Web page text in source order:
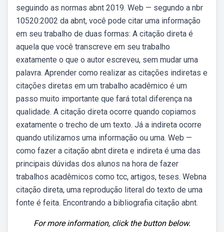
seguindo as normas abnt 2019. Web — segundo a nbr
10520:2002 da abnt, você pode citar uma informação
em seu trabalho de duas formas: A citação direta é
aquela que você transcreve em seu trabalho
exatamente o que o autor escreveu, sem mudar uma
palavra. Aprender como realizar as citações indiretas e
citações diretas em um trabalho acadêmico é um
passo muito importante que fará total diferença na
qualidade. A citação direta ocorre quando copiamos
exatamente o trecho de um texto. Já a indireta ocorre
quando utilizamos uma informação ou uma. Web —
como fazer a citação abnt direta e indireta é uma das
principais dúvidas dos alunos na hora de fazer
trabalhos acadêmicos como tcc, artigos, teses. Webna
citação direta, uma reprodução literal do texto de uma
fonte é feita. Encontrando a bibliografia citação abnt.
For more information, click the button below.